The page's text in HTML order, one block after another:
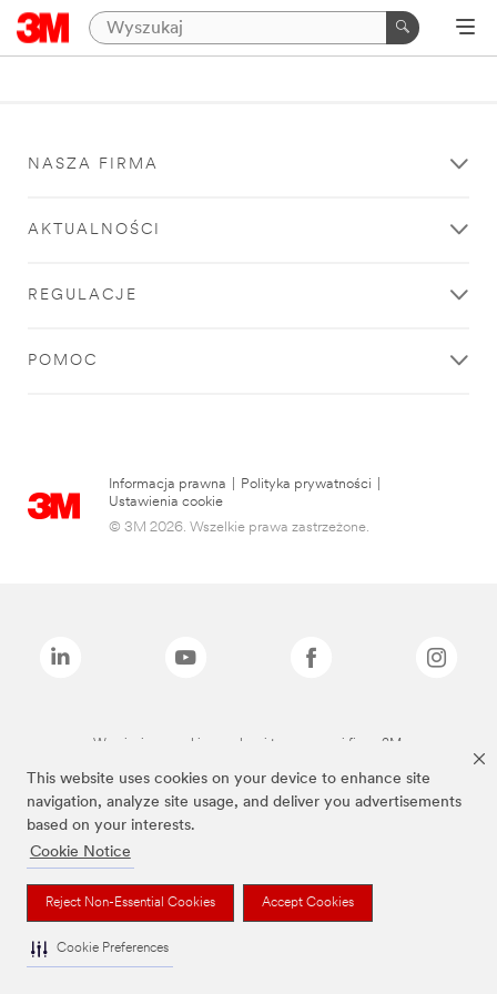
This website uses cookies on your device to enhance site
navigation, analyze site usage, and deliver you advertisements
based on your interests.
Cookie Notice
Reject Non-Essential Cookies Accept Cookies
Cookie Preferences
NASZA FIRMA
AKTUALNOŚCI
REGULACJE
POMOC
Informacja prawna Polityka prywatności
Ustawienia cookie
© 3M 2026. Wszelkie prawa zastrzeżone.
Wymienione marki są znakami towarowymi firmy 3M.